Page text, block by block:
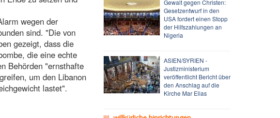
wegen der
sind. "Die von
gezeigt, dass die
die eine echte
Behörden "ernsthafte
um den Libanon
lastet".
Gewalt gegen Christen:
Gesetzentwurf in den
USA fordert einen Stopp
der Hilfszahlungen an
Nigeria
ASIEN/SYRIEN -
Justizministerium
veröffentlicht Bericht über
den Anschlag auf die
Kirche Mar Elias